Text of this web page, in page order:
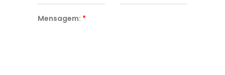
Mensagem: *